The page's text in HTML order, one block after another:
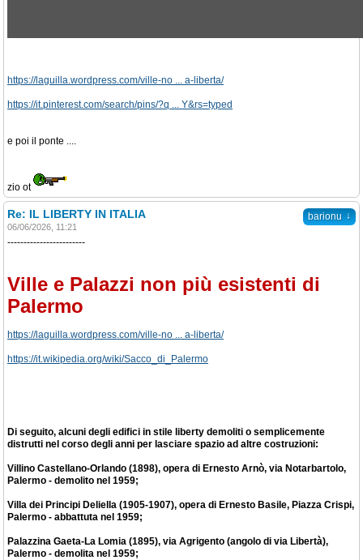
https://laguilla.wordpress.com/ville-no ... a-liberta/
https://it.pinterest.com/search/pins/?q ... Y&rs=typed
e poi il ponte ....
zio ot
barionu ↓
Re: IL LIBERTY IN ITALIA
06/06/2026, 11:21
------------------------
Ville e Palazzi non più esistenti di
Palermo
https://laguilla.wordpress.com/ville-no ... a-liberta/
https://it.wikipedia.org/wiki/Sacco_di_Palermo
Di seguito, alcuni degli edifici in stile liberty demoliti o semplicemente
distrutti nel corso degli anni per lasciare spazio ad altre costruzioni:
Villino Castellano-Orlando (1898), opera di Ernesto Arnò, via Notarbartolo,
Palermo - demolito nel 1959;
Villa dei Principi Deliella (1905-1907), opera di Ernesto Basile, Piazza Crispi,
Palermo - abbattuta nel 1959;
Palazzina Gaeta-La Lomia (1895), via Agrigento (angolo di via Libertà),
Palermo - demolita nel 1959;